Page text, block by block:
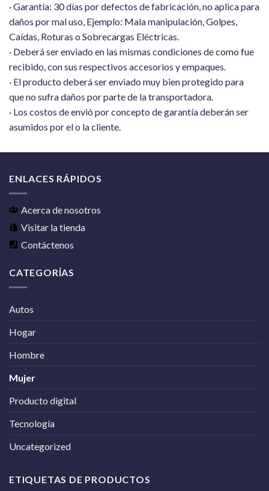
· Garantía: 30 días por defectos de fabricación, no aplica para
daños por mal uso, Ejemplo: Mala manipulación, Golpes,
Caídas, Roturas o Sobrecargas Eléctricas.
· Deberá ser enviado en las mismas condiciones de como fue
recibido, con sus respectivos accesorios y empaques.
· El producto deberá ser enviado muy bien protegido para
que no sufra daños por parte de la transportadora.
· Los costos de envió por concepto de garantía deberán ser
asumidos por el o la cliente.
ENLACES RÁPIDOS
Acerca de nosotros
Visitar la tienda
Contáctenos
CATEGORÍAS
Autos
Hogar
Hombre
Mujer
Producto digital
Tecnología
Uncategorized
ETIQUETAS DE PRODUCTOS